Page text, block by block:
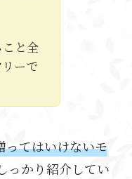
と全
ーで
ってはいけないモ
っかり紹介してい